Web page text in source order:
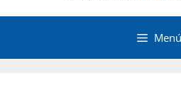
Menú